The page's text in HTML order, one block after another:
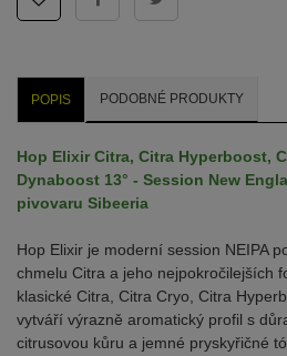
POPIS PODOBNÉ PRODUKTY
Hop Elixir Citra, Citra Hyperboost,
Dynaboost 13° - Session New
pivovaru Sibeeria
Hop Elixir je moderní session NEIPA
chmelu Citra a jeho nejpokročilejších
klasické Citra, Citra Cryo, Citra
vytváří výrazně aromatický profil s
citrusovou kůru a jemné pryskyřičné